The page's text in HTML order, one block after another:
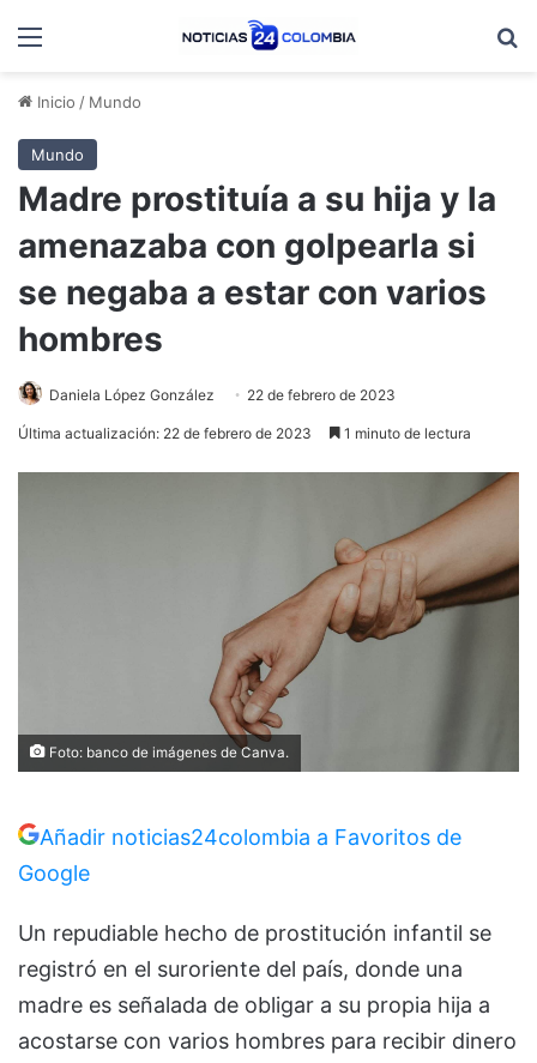
Menú
Inicio / Mundo
Mundo
Madre prostituía a su hija y la
amenazaba con golpearla si
se negaba a estar con varios
hombres
Daniela López González 22 de febrero de 2023
Última actualización: 22 de febrero de 2023 1 minuto de lectura
Foto: banco de imágenes de Canva.
Añadir noticias24colombia a Favoritos de
Google
Un repudiable hecho de prostitución infantil se
registró en el suroriente del país, donde una
madre es señalada de obligar a su propia hija a
acostarse con varios hombres para recibir dinero